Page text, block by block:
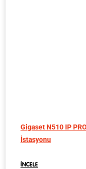
Gigaset N510 IP
İstasyonu
İNCELE